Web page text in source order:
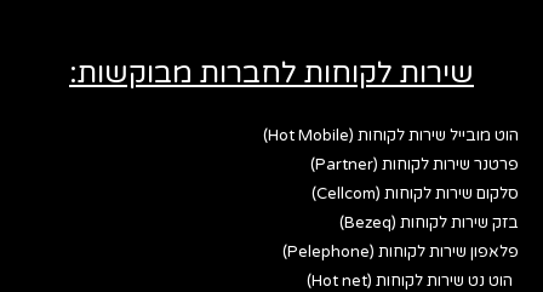
שירות לקוחות לחברות מבוקשות:
הוט מובייל שירות לקוחות (Hot Mobile)
פרטנר שירות לקוחות (Partner)
סלקום שירות לקוחות (Cellcom)
בזק שירות לקוחות (Bezeq)
פלאפון שירות לקוחות (Pelephone)
הוט נט שירות לקוחות (Hot net)